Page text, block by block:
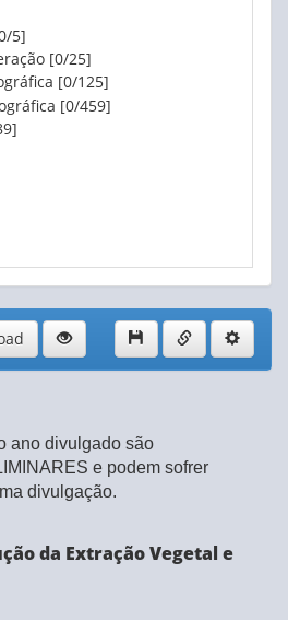
5]
[0/25]
[0/125]
[0/459]
ano divulgado são
e podem sofrer
divulgação.
da Extração Vegetal e